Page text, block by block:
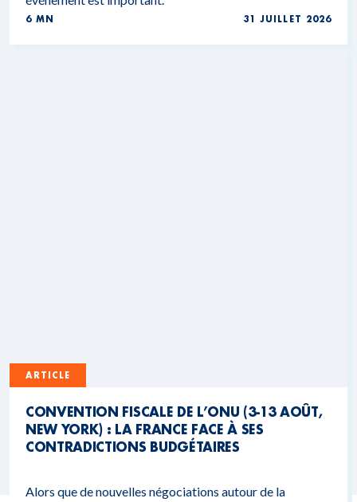
6 MN 31 JUILLET 2026
ARTICLE
CONVENTION FISCALE DE L’ONU (3-13 AOÛT,
NEW YORK) : LA FRANCE FACE À SES
CONTRADICTIONS BUDGÉTAIRES
Alors que de nouvelles négociations autour de la